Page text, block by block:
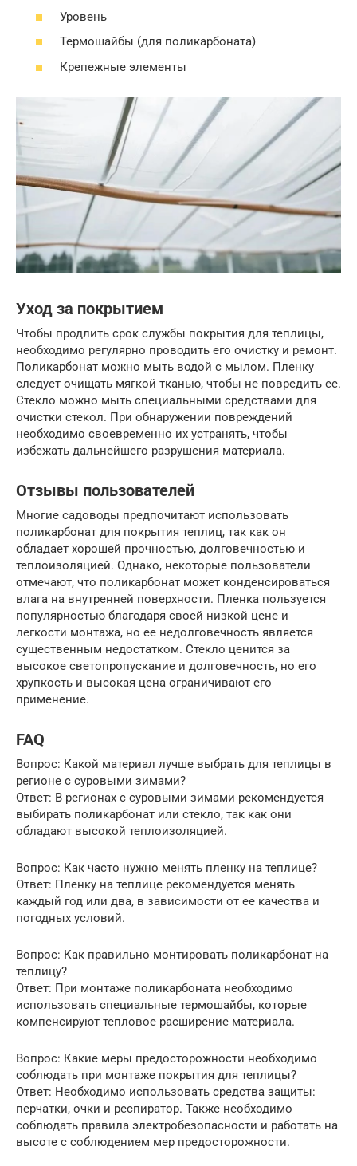
Уровень
Термошайбы (для поликарбоната)
Крепежные элементы
Уход за покрытием
Чтобы продлить срок службы покрытия для теплицы,
необходимо регулярно проводить его очистку и ремонт.
Поликарбонат можно мыть водой с мылом. Пленку
следует очищать мягкой тканью, чтобы не повредить ее.
Стекло можно мыть специальными средствами для
очистки стекол. При обнаружении повреждений
необходимо своевременно их устранять, чтобы
избежать дальнейшего разрушения материала.
Отзывы пользователей
Многие садоводы предпочитают использовать
поликарбонат для покрытия теплиц, так как он
обладает хорошей прочностью, долговечностью и
теплоизоляцией. Однако, некоторые пользователи
отмечают, что поликарбонат может конденсироваться
влага на внутренней поверхности. Пленка пользуется
популярностью благодаря своей низкой цене и
легкости монтажа, но ее недолговечность является
существенным недостатком. Стекло ценится за
высокое светопропускание и долговечность, но его
хрупкость и высокая цена ограничивают его
применение.
FAQ
Вопрос: Какой материал лучше выбрать для теплицы в
регионе с суровыми зимами?
Ответ: В регионах с суровыми зимами рекомендуется
выбирать поликарбонат или стекло, так как они
обладают высокой теплоизоляцией.
Вопрос: Как часто нужно менять пленку на теплице?
Ответ: Пленку на теплице рекомендуется менять
каждый год или два, в зависимости от ее качества и
погодных условий.
Вопрос: Как правильно монтировать поликарбонат на
теплицу?
Ответ: При монтаже поликарбоната необходимо
использовать специальные термошайбы, которые
компенсируют тепловое расширение материала.
Вопрос: Какие меры предосторожности необходимо
соблюдать при монтаже покрытия для теплицы?
Ответ: Необходимо использовать средства защиты:
перчатки, очки и респиратор. Также необходимо
соблюдать правила электробезопасности и работать на
высоте с соблюдением мер предосторожности.